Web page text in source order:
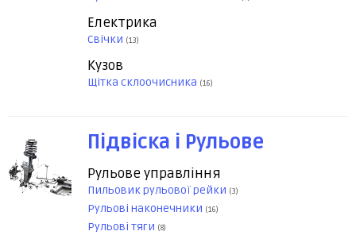
Електрика
Свічки (13)
Кузов
Щітка склоочисника (16)
Підвіска і Рульове
Рульове управління
Пильовик рульової рейки (3)
Рульові наконечники (16)
Рульові тяги (8)